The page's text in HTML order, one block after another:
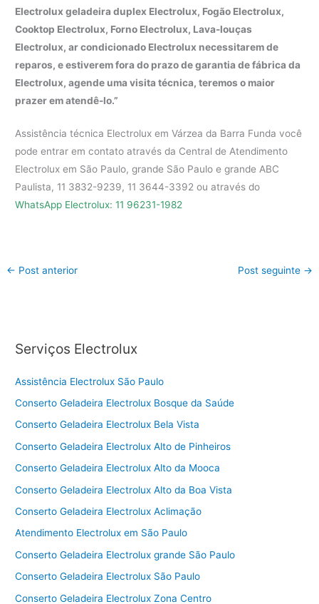
Electrolux geladeira duplex Electrolux, Fogão Electrolux,
Cooktop Electrolux, Forno Electrolux, Lava-louças
Electrolux, ar condicionado Electrolux necessitarem de
reparos, e estiverem fora do prazo de garantia de fábrica da
Electrolux, agende uma visita técnica, teremos o maior
prazer em atendê-lo.”
Assistência técnica Electrolux em Várzea da Barra Funda você
pode entrar em contato através da Central de Atendimento
Electrolux em São Paulo, grande São Paulo e grande ABC
Paulista, 11 3832-9239, 11 3644-3392 ou através do
WhatsApp Electrolux: 11 96231-1982
← Post anterior Post seguinte →
Serviços Electrolux
Assistência Electrolux São Paulo
Conserto Geladeira Electrolux Bosque da Saúde
Conserto Geladeira Electrolux Bela Vista
Conserto Geladeira Electrolux Alto de Pinheiros
Conserto Geladeira Electrolux Alto da Mooca
Conserto Geladeira Electrolux Alto da Boa Vista
Conserto Geladeira Electrolux Aclimação
Atendimento Electrolux em São Paulo
Conserto Geladeira Electrolux grande São Paulo
Conserto Geladeira Electrolux São Paulo
Conserto Geladeira Electrolux Zona Centro